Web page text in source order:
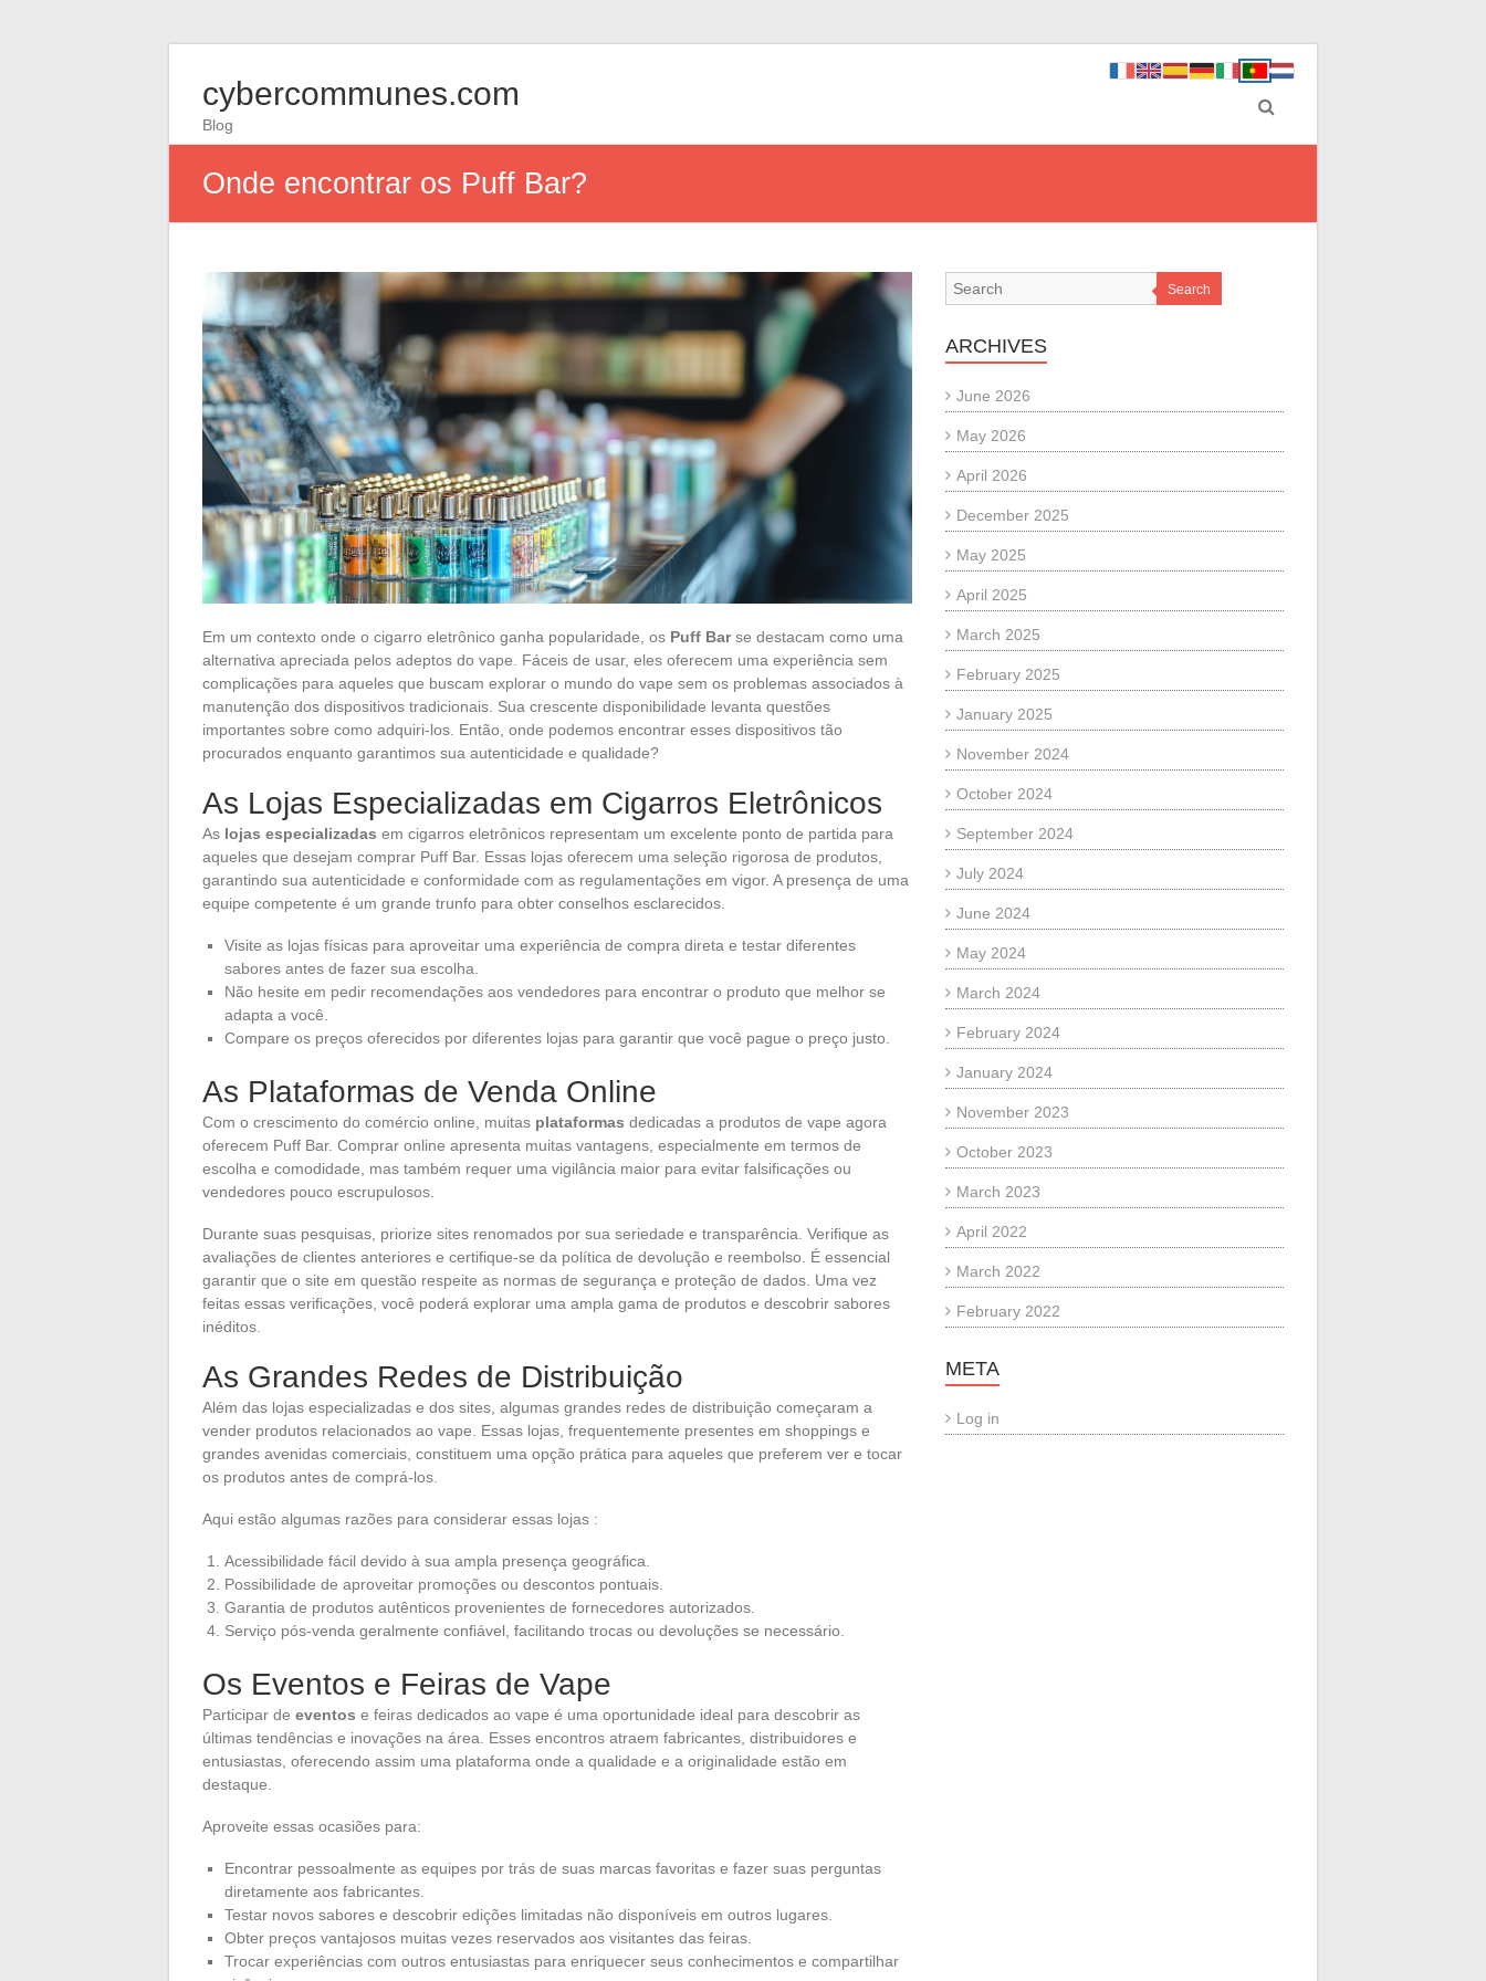
cybercommunes.com
Blog
Onde encontrar os Puff Bar?
Em um contexto onde o cigarro eletrônico ganha popularidade, os Puff Barse destacam como uma
alternativa apreciada pelos adeptos do vape. Fáceis de usar, eles oferecem uma experiência sem
complicações para aqueles que buscam explorar o mundo do vape sem os problemas associados à
manutenção dos dispositivos tradicionais. Sua crescente disponibilidade levanta questões
importantes sobre como adquiri-los. Então, onde podemos encontrar esses dispositivos tão
procurados enquanto garantimos sua autenticidade e qualidade?
As Lojas Especializadas em Cigarros Eletrônicos
As lojas especializadas em cigarros eletrônicos representam um excelente ponto de partida para
aqueles que desejam comprar Puff Bar. Essas lojas oferecem uma seleção rigorosa de produtos,
garantindo sua autenticidade e conformidade com as regulamentações em vigor. A presença de uma
equipe competente é um grande trunfo para obter conselhos esclarecidos.
Visite as lojas físicas para aproveitar uma experiência de compra direta e testar diferentes
sabores antes de fazer sua escolha.
Não hesite em pedir recomendações aos vendedores para encontrar o produto que melhor se
adapta a você.
Compare os preços oferecidos por diferentes lojas para garantir que você pague o preço justo.
As Plataformas de Venda Online
Com o crescimento do comércio online, muitas plataformas dedicadas a produtos de vape agora
oferecem Puff Bar. Comprar online apresenta muitas vantagens, especialmente em termos de
escolha e comodidade, mas também requer uma vigilância maior para evitar falsificações ou
vendedores pouco escrupulosos.
Durante suas pesquisas, priorize sites renomados por sua seriedade e transparência. Verifique as
avaliações de clientes anteriores e certifique-se da política de devolução e reembolso. É essencial
garantir que o site em questão respeite as normas de segurança e proteção de dados. Uma vez
feitas essas verificações, você poderá explorar uma ampla gama de produtos e descobrir sabores
inéditos.
As Grandes Redes de Distribuição
Além das lojas especializadas e dos sites, algumas grandes redes de distribuição começaram a
vender produtos relacionados ao vape. Essas lojas, frequentemente presentes em shoppings e
grandes avenidas comerciais, constituem uma opção prática para aqueles que preferem ver e tocar
os produtos antes de comprá-los.
Aqui estão algumas razões para considerar essas lojas :
Acessibilidade fácil devido à sua ampla presença geográfica.
Possibilidade de aproveitar promoções ou descontos pontuais.
Garantia de produtos autênticos provenientes de fornecedores autorizados.
Serviço pós-venda geralmente confiável, facilitando trocas ou devoluções se necessário.
Os Eventos e Feiras de Vape
Participar de eventos e feiras dedicados ao vape é uma oportunidade ideal para descobrir as
últimas tendências e inovações na área. Esses encontros atraem fabricantes, distribuidores e
entusiastas, oferecendo assim uma plataforma onde a qualidade e a originalidade estão em
destaque.
Aproveite essas ocasiões para:
Encontrar pessoalmente as equipes por trás de suas marcas favoritas e fazer suas perguntas
diretamente aos fabricantes.
Testar novos sabores e descobrir edições limitadas não disponíveis em outros lugares.
Obter preços vantajosos muitas vezes reservados aos visitantes das feiras.
Trocar experiências com outros entusiastas para enriquecer seus conhecimentos e compartilhar
Search
ARCHIVES
June 2026
May 2026
April 2026
December 2025
May 2025
April 2025
March 2025
February 2025
January 2025
November 2024
October 2024
September 2024
July 2024
June 2024
May 2024
March 2024
February 2024
January 2024
November 2023
October 2023
March 2023
April 2022
March 2022
February 2022
META
Log in